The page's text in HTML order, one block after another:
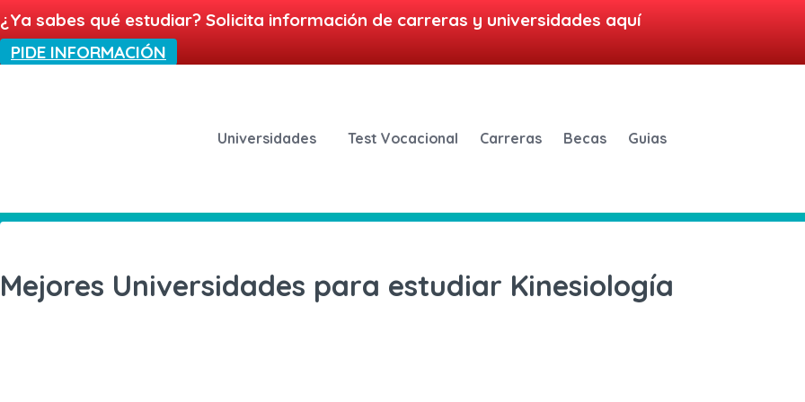
¿Ya sabes qué estudiar? Solicita información de carreras y universidades aquí
PIDE INFORMACIÓN
Universidades Test Vocacional Carreras Becas Guias
Mejores Universidades para estudiar Kinesiología